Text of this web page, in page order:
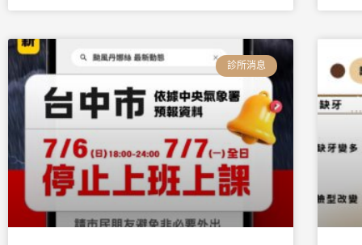
診所消息